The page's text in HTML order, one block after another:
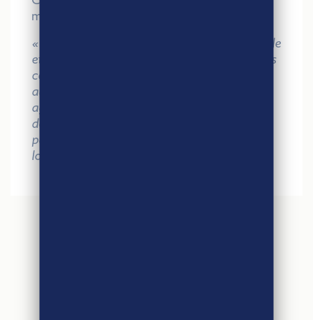
marché de Cérèsia (51)
« Nous sommes un groupe coopératif agricole
et viticole et c’est dans ce partage des valeurs
communes que nous avons souhaité adhérer
au label Agri-Éthique. Proposer à nos
agriculteurs d’intégrer une nouvelle
démarche, celle du commerce équitable, fait
partie de notre logique de développement
local.